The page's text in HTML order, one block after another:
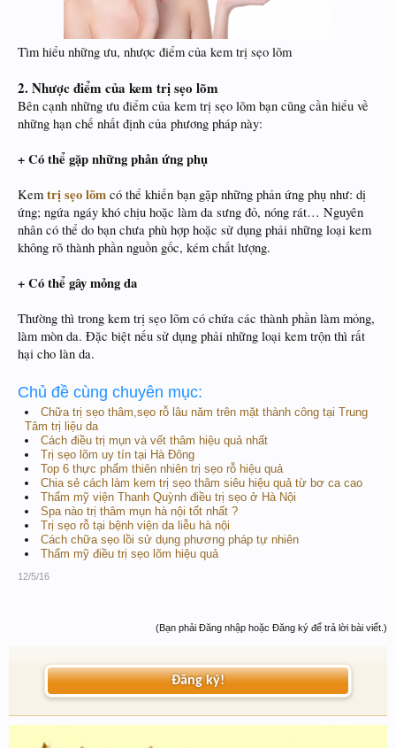
Tìm hiểu những ưu, nhược điểm của kem trị sẹo lõm
2. Nhược điểm của kem trị sẹo lõm
Bên cạnh những ưu điểm của kem trị sẹo lõm bạn cũng cần hiểu về
những hạn chế nhất định của phương pháp này:
+ Có thể gặp những phản ứng phụ
Kem trị sẹo lõm có thể khiến bạn gặp những phản ứng phụ như: dị
ứng; ngứa ngáy khó chịu hoặc làm da sưng đỏ, nóng rát… Nguyên
nhân có thể do bạn chưa phù hợp hoặc sử dụng phải những loại kem
không rõ thành phần nguồn gốc, kém chất lượng.
+ Có thể gây mỏng da
Thường thì trong kem trị sẹo lõm có chứa các thành phần làm mỏng,
làm mòn da. Đặc biệt nếu sử dụng phải những loại kem trộn thì rất
hại cho làn da.
Chủ đề cùng chuyên mục:
Chữa trị sẹo thâm,sẹo rỗ lâu năm trên mặt thành công tại Trung
Tâm trị liệu da
Cách điều trị mụn và vết thâm hiệu quả nhất
Trị sẹo lõm uy tín tại Hà Đông
Top 6 thực phẩm thiên nhiên trị sẹo rỗ hiệu quả
Chia sẻ cách làm kem trị sẹo thâm siêu hiệu quả từ bơ ca cao
Thẩm mỹ viện Thanh Quỳnh điều trị sẹo ở Hà Nội
Spa nào trị thâm mụn hà nội tốt nhất ?
Trị sẹo rỗ tại bệnh viện da liễu hà nội
Cách chữa sẹo lồi sử dụng phương pháp tự nhiên
Thẩm mỹ điều trị sẹo lõm hiệu quả
12/5/16
(Bạn phải Đăng nhập hoặc Đăng ký để trả lời bài viết.)
Đăng ký!